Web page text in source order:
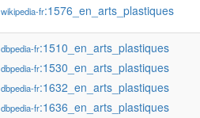
wikipedia-fr:1576_en_arts_plastiques
dbpedia-fr:1510_en_arts_plastiques
dbpedia-fr:1530_en_arts_plastiques
dbpedia-fr:1632_en_arts_plastiques
dbpedia-fr:1636_en_arts_plastiques